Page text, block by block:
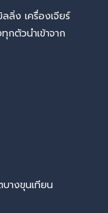
ลิ่ง เครื่องเจียร์
กตัวนำเข้าจาก
างขุนเทียน